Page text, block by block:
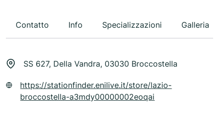
Contatto Info Specializzazioni Galleria
SS 627, Della Vandra, 03030 Broccostella
https://stationfinder.enilive.it/store/lazio-
broccostella-a3mdy00000002eoqai